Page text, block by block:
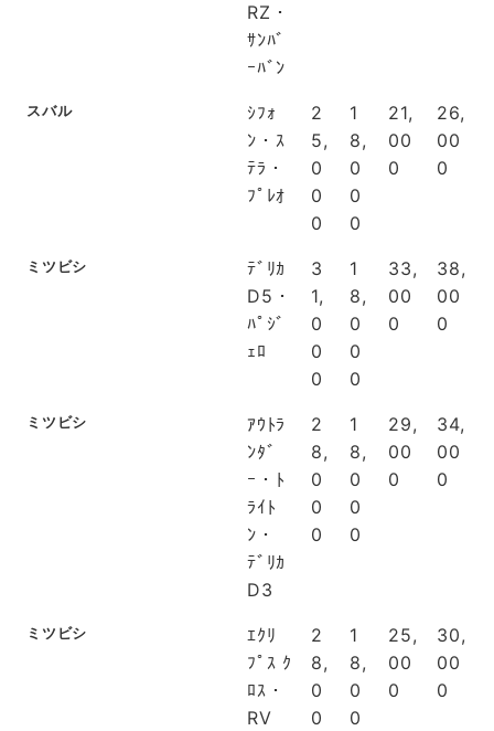
RZ・
ｻﾝﾊﾞ
ｰﾊﾞﾝ
スバル
ｼﾌｫ
ﾝ・ｽ
ﾃﾗ・
ﾌﾟﾚｵ
2
5,
0
0
0
1
8,
0
0
0
21,
00
0
26,
00
0
ミツビシ
ﾃﾞﾘｶ
D5・
ﾊﾟｼﾞ
ｪﾛ
3
1,
0
0
0
1
8,
0
0
0
33,
00
0
38,
00
0
ミツビシ
ｱｳﾄﾗ
ﾝﾀﾞ
ｰ・ﾄ
ﾗｲﾄ
ﾝ・
ﾃﾞﾘｶ
D3
2
8,
0
0
0
1
8,
0
0
0
29,
00
0
34,
00
0
ミツビシ
ｴｸﾘ
ﾌﾟｽ ｸ
ﾛｽ・
RV
2
8,
0
0
1
8,
0
0
25,
00
0
30,
00
0